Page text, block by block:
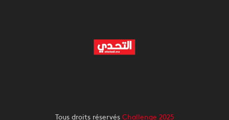
Tous droits réservés Challenge 2025